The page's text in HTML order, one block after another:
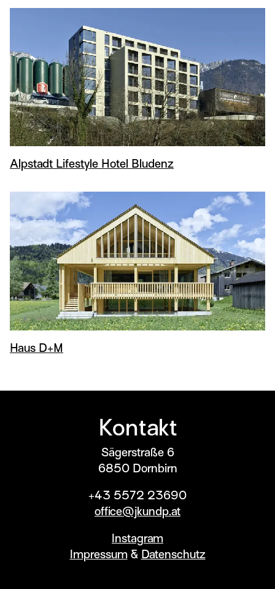
Alpstadt Lifestyle Hotel Bludenz
Haus D+M
Kontakt
Sägerstraße 6
6850 Dornbirn
+43 5572 23690
office@jkundp.at
Instagram
Impressum& Datenschutz